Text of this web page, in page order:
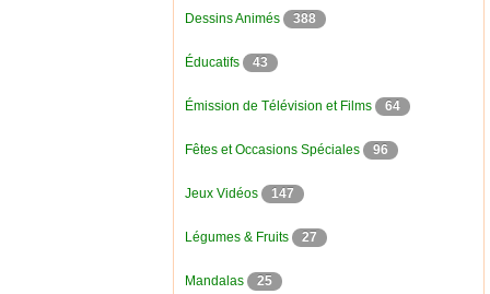
Dessins Animés 388
Éducatifs 43
Émission de Télévision et Films 64
Fêtes et Occasions Spéciales 96
Jeux Vidéos 147
Légumes & Fruits 27
Mandalas 25